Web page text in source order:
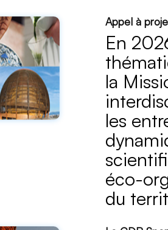
Appel à
En
la
les
éco-
du